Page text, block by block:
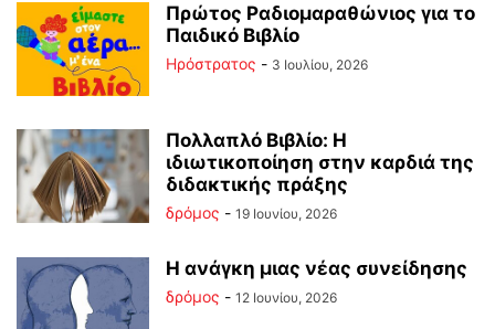
Πρώτος Ραδιομαραθώνιος για το
Παιδικό Βιβλίο
Ηρόστρατος - 3 Ιουλίου, 2026
Πολλαπλό Βιβλίο: Η
ιδιωτικοποίηση στην καρδιά της
διδακτικής πράξης
δρόμος - 19 Ιουνίου, 2026
Η ανάγκη μιας νέας συνείδησης
δρόμος - 12 Ιουνίου, 2026